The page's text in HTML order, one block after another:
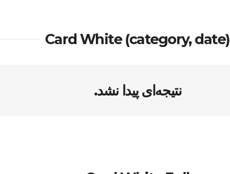
Card White (category, date)
نتیجه‌ای پیدا نشد.